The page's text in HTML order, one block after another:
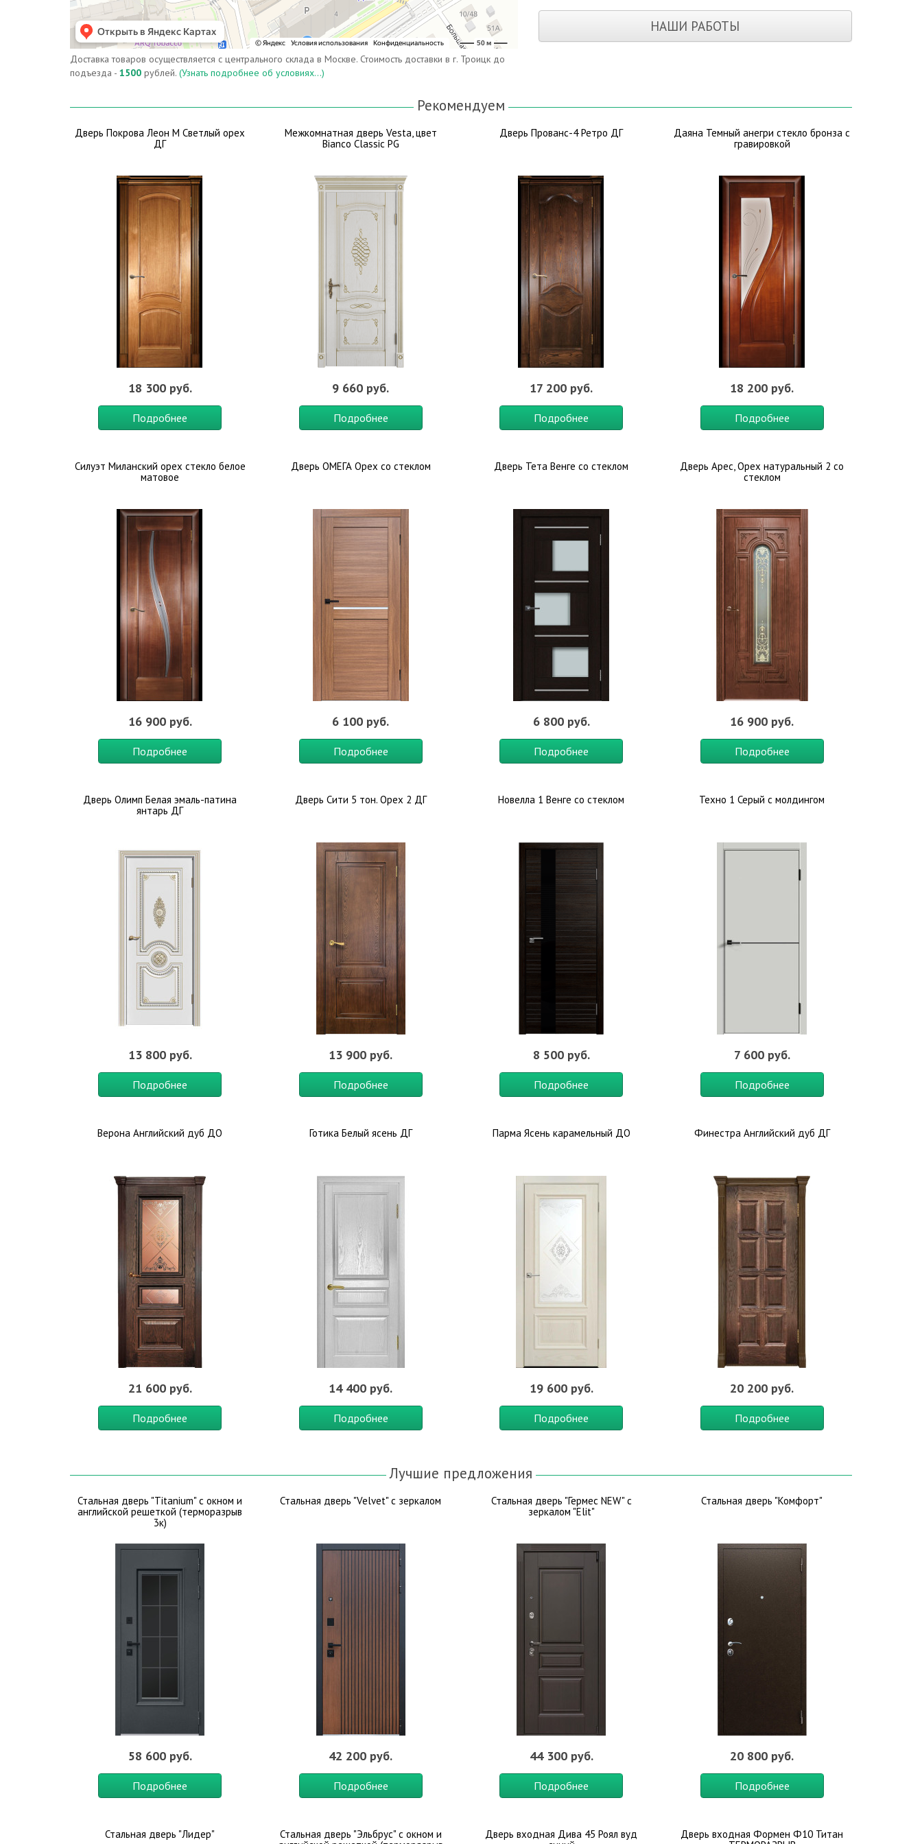
Доставка товаров осуществляется с центрального склада в Москве. Стоимость доставки в г. Троицк до
подъезда - 1500 рублей. (Узнать подробнее об условиях...)
НАШИ РАБОТЫ
Рекомендуем
Дверь Покрова Леон М Светлый орех
ДГ
18 300 руб.
Подробнее
Межкомнатная дверь Vesta, цвет
Bianco Classic PG
9 660 руб.
Подробнее
Дверь Прованс-4 Ретро ДГ
17 200 руб.
Подробнее
Даяна Темный анегри стекло бронза с
гравировкой
18 200 руб.
Подробнее
Силуэт Миланский орех стекло белое
матовое
16 900 руб.
Подробнее
Дверь ОМЕГА Орех со стеклом
6 100 руб.
Подробнее
Дверь Тета Венге со стеклом
6 800 руб.
Подробнее
Дверь Арес, Орех натуральный 2 со
стеклом
16 900 руб.
Подробнее
Дверь Олимп Белая эмаль-патина
янтарь ДГ
13 800 руб.
Подробнее
Дверь Сити 5 тон. Орех 2 ДГ
13 900 руб.
Подробнее
Новелла 1 Венге со стеклом
8 500 руб.
Подробнее
Техно 1 Серый с молдингом
7 600 руб.
Подробнее
Верона Английский дуб ДО
21 600 руб.
Подробнее
Готика Белый ясень ДГ
14 400 руб.
Подробнее
Парма Ясень карамельный ДО
19 600 руб.
Подробнее
Финестра Английский дуб ДГ
20 200 руб.
Подробнее
Лучшие предложения
Стальная дверь "Titanium" с окном и
английской решеткой (терморазрыв
3к)
58 600 руб.
Подробнее
Стальная дверь "Velvet" с зеркалом
42 200 руб.
Подробнее
Стальная дверь "Гермес NEW" с
зеркалом "Elit"
44 300 руб.
Подробнее
Стальная дверь "Комфорт"
20 800 руб.
Подробнее
Стальная дверь "Лидер"
Стальная дверь "Эльбрус" с окном и
Дверь входная Дива 45 Роял вуд
Дверь входная Формен Ф10 Титан